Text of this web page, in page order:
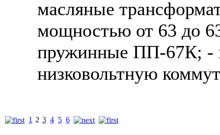
масляные
мощностью от 63 до
пружинные ПП-67К; -
низковольтную
1 2 3 4 5 6